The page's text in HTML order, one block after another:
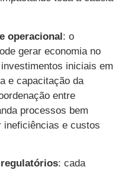
operacional: o
gerar economia no
iniciais em
e capacitação da
entre
processos bem
ineficiências e custos
: cada